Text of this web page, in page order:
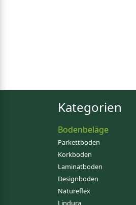
Kategorien
Bodenbeläge
Parkettboden
Korkboden
Laminatboden
Designboden
Natureflex
Lindura